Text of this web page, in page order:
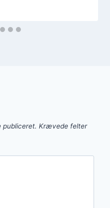
publiceret. Krævede felter